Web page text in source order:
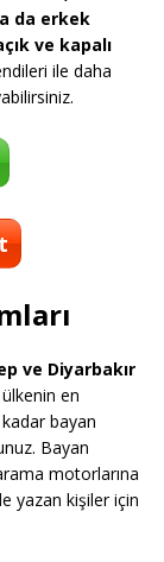
da erkek
ve kapalı
ile daha
ve Diyarbakır
en
bayan
Bayan
motorlarına
yazan kişiler için